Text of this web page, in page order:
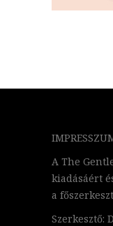
A The
kiadásáért
a
Szerkesztő: